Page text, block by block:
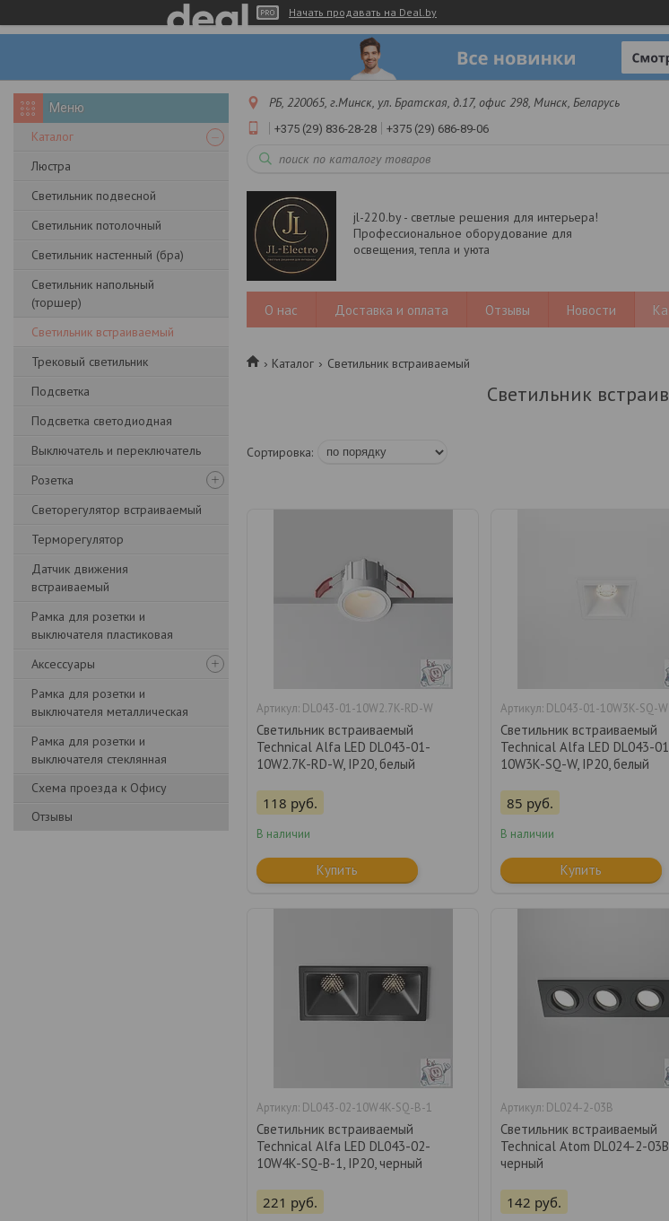
Начать продавать на Deal.by
Каталог
Люстра
Светильник подвесной
Светильник потолочный
Светильник настенный (бра)
Светильник напольный
(торшер)
Светильник встраиваемый
Трековый светильник
Подсветка
Подсветка светодиодная
Выключатель и переключатель
Розетка
Светорегулятор встраиваемый
Терморегулятор
Датчик движения
встраиваемый
Рамка для розетки и
выключателя пластиковая
Аксессуары
Рамка для розетки и
выключателя металлическая
Рамка для розетки и
выключателя стеклянная
Схема проезда к Офису
Отзывы
РБ, 220065, г.Минск, ул. Братская, д.17, офис 298, Минск, Беларусь
+375 (29) 836-28-28 +375 (29) 686-89-06
jl-220.by - светлые решения для интерьера!
Профессиональное оборудование для
освещения, тепла и уюта
О нас Доставка и оплата Отзывы Новости
Каталог Светильник встраиваемый
Светильник
DL043-01-10W2.7K-RD-W
Светильник встраиваемый
Technical Alfa LED DL043-01-
10W2.7K-RD-W, IP20, белый
118 руб.
В наличии
Купить
DL043-01-10W3K-SQ-W
Светильник встраиваемый
Technical Alfa LED DL043-
10W3K-SQ-W, IP20, белый
85 руб.
В наличии
Купить
DL043-02-10W4K-SQ-B-1
Светильник встраиваемый
Technical Alfa LED DL043-02-
10W4K-SQ-B-1, IP20, черный
221 руб.
DL024-2-03B
Светильник встраиваемый
Technical Atom DL024-2-
черный
142 руб.